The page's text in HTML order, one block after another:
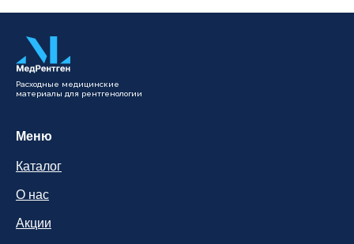
Расходные медицинские
материалы для рентгенологии
Меню
Каталог
О нас
Акции